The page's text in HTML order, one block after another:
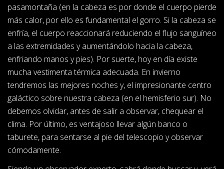
pasamontaña (en la cabeza es por donde el cuerpo pierde
más calor, por ello es fundamental el gorro. Si la cabeza se
enfría, el cuerpo reaccionará reduciendo el flujo sanguíneo
a las extremidades y aumentándolo hacia la cabeza,
enfriando manos y pies). Por suerte, hoy en día existe
mucha vestimenta térmica adecuada. En invierno
tendremos las mejores noches y, el impresionante centro
galáctico sobre nuestra cabeza (en el hemisferio sur). No
debemos olvidar, antes de salir a observar, chequear el
clima. Por último, es ventajoso llevar algún banco o
taburete, para sentarse al pie del telescopio y observar
cómodamente.